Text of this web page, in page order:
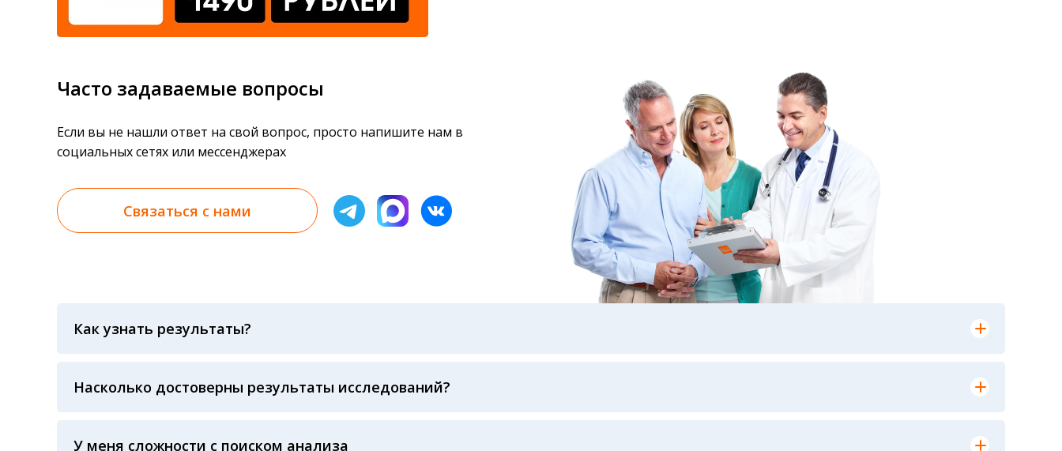
Часто задаваемые вопросы
Если вы не нашли ответ на свой вопрос, просто напишите нам в
социальных сетях или мессенджерах
Связаться с нами
Как узнать результаты?
анализов при предъявлении паспорта или чека об оплате
Насколько достоверны результаты исследований?
Гарантия качества лабораторных тестов обеспечивается соблюдением международных стандартов выполнения лабораторных исследований и
исследований
У меня сложности с поиском анализа